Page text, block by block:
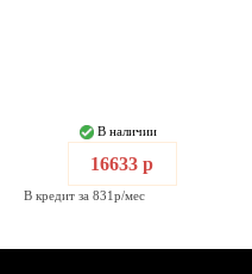
В наличии
16633 р
В кредит за 831р/мес